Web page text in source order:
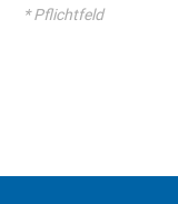
* Pflichtfeld